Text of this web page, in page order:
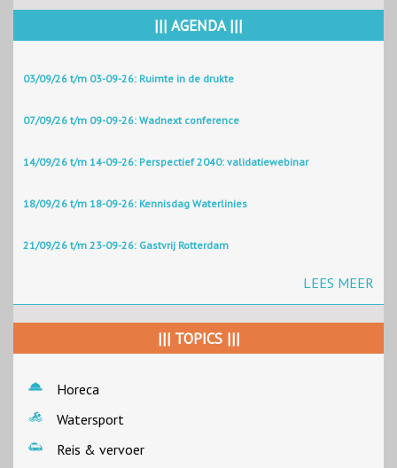
||| AGENDA |||
03/09/26 t/m 03-09-26: Ruimte in de drukte
07/09/26 t/m 09-09-26: Wadnext conference
14/09/26 t/m 14-09-26: Perspectief 2040: validatiewebinar
18/09/26 t/m 18-09-26: Kennisdag Waterlinies
21/09/26 t/m 23-09-26: Gastvrij Rotterdam
LEES MEER
||| TOPICS |||
Horeca
Watersport
Reis & vervoer